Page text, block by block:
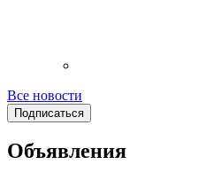
Все новости
Подписаться
Объявления